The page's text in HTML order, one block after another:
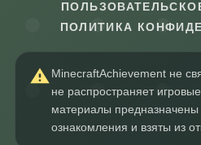
ПОЛИТИКА
MinecraftAchievement не
не распространяет
материалы предназначены
ознакомления и взяты из